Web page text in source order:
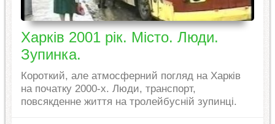
Харків 2001 рік. Місто. Люди.
Зупинка.
Короткий, але атмосферний погляд на Харків
на початку 2000-х. Люди, транспорт,
повсякденне життя на тролейбусній зупинці.